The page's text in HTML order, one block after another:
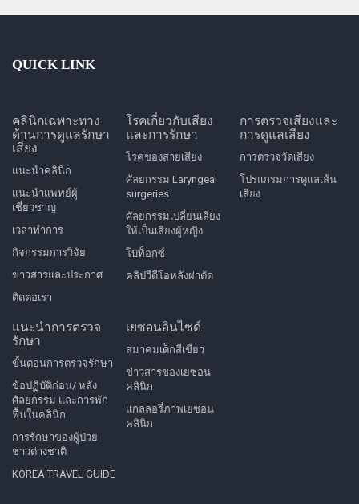
QUICK LINK
คลินิกเฉพาะทาง
ด้านการดูแลรักษา
เสียง
แนะนำคลินิก
แนะนำแพทย์ผู้
เชี่ยวชาญ
เวลาทำการ
กิจกรรมการวิจัย
ข่าวสารและประกาศ
ติดต่อเรา
โรคเกี่ยวกับเสียง
และการรักษา
โรคของสายเสียง
ศัลยกรรม Laryngeal
surgeries
ศัลยกรรมเปลี่ยนเสียง
ให้เป็นเสียงผู้หญิง
โบท็อกซ์
คลิปวีดีโอหลังผ่าตัด
การตรวจเสียงและ
การดูแลเสียง
การตรวจวัดเสียง
โปรแกรมการดูแลเส้น
เสียง
แนะนำการตรวจ
รักษา
ขั้นตอนการตรวจรักษา
ข้อปฏิบัติก่อน/ หลัง
ศัลยกรรม และการพัก
ฟื้นในคลินิก
การรักษาของผู้ป่วย
ชาวต่างชาติ
KOREA TRAVEL GUIDE
เยซอนอินไซด์
สมาคมเด็กสีเขียว
ข่าวสารของเยซอน
คลินิก
แกลลอรี่ภาพเยซอน
คลินิก